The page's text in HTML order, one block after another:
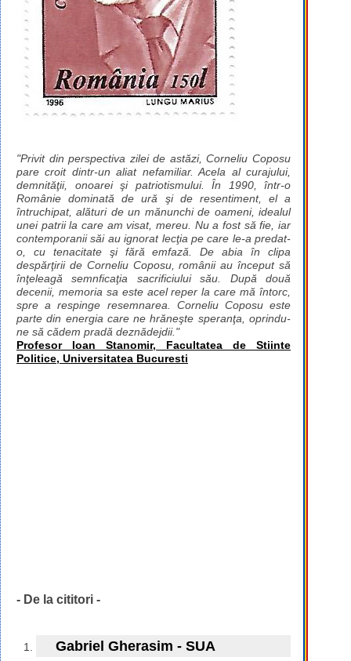
"Privit din perspectiva zilei de astăzi, Corneliu Coposu
pare croit dintr-un aliat nefamiliar. Acela al curajului,
demnităţii, onoarei şi patriotismului. În 1990, într-o
Românie dominată de ură şi de resentiment, el a
întruchipat, alături de un mănunchi de oameni, idealul
unei patrii la care am visat, mereu. Nu a fost să fie, iar
contemporanii săi au ignorat lecţia pe care le-a predat-
o, cu tenacitate şi fără emfază. De abia în clipa
despărţirii de Corneliu Coposu, românii au început să
înţeleagă semnficaţia sacrificiului său. După două
decenii, memoria sa este acel reper la care mă întorc,
spre a respinge resemnarea. Corneliu Coposu este
parte din energia care ne hrăneşte speranţa, oprindu-
ne să cădem pradă deznădejdii."
Profesor Ioan Stanomir, Facultatea de Stiinte
Politice, Universitatea Bucuresti
- De la cititori -
Gabriel Gherasim - SUA